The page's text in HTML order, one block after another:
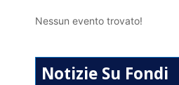
Nessun evento trovato!
Notizie Su Fondi